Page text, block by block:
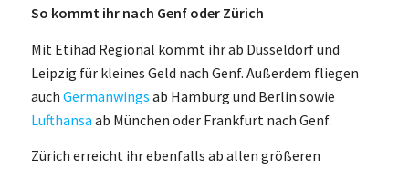
So kommt ihr nach Genf oder Zürich
Mit Etihad Regional kommt ihr ab Düsseldorf und
Leipzig für kleines Geld nach Genf. Außerdem fliegen
auch Germanwings ab Hamburg und Berlin sowie
Lufthansa ab München oder Frankfurt nach Genf.
Zürich erreicht ihr ebenfalls ab allen größeren